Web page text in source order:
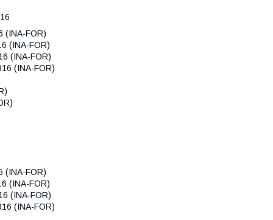
(INA-FOR)
(INA-FOR)
(INA-FOR)
(INA-FOR)
(INA-FOR)
(INA-FOR)
(INA-FOR)
(INA-FOR)